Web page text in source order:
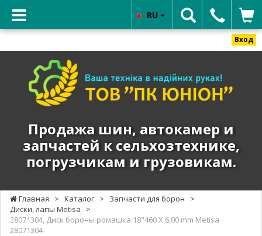
Вход
ЮНИОН"
автокамер
запчастей
к
сельхозтехнике,
погрузчикам
Продажа шин, автокамер и
запчастей к сельхозтехнике,
погрузчикам и грузовикам.
RU
Главная > Каталог > Запчасти для борон
>
Диски, лапы Metisa
>
28071304, Диск бороны ромашка 18"460 X 6,00 mm Metisa
28071304